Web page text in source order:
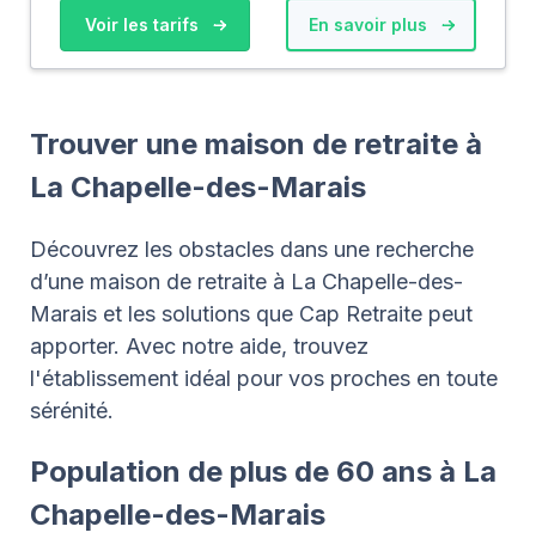
Voir les tarifs En savoir plus
Trouver une maison de retraite à
La Chapelle-des-Marais
Découvrez les obstacles dans une recherche
d’une maison de retraite à La Chapelle-des-
Marais et les solutions que Cap Retraite peut
apporter. Avec notre aide, trouvez
l'établissement idéal pour vos proches en toute
sérénité.
Population de plus de 60 ans à La
Chapelle-des-Marais